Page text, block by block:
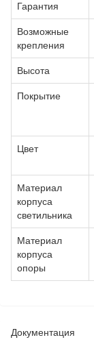
Гарантия
Возможные
крепления
Высота
Покрытие
Цвет
Материал
корпуса
светильника
Материал
корпуса
опоры
Документация